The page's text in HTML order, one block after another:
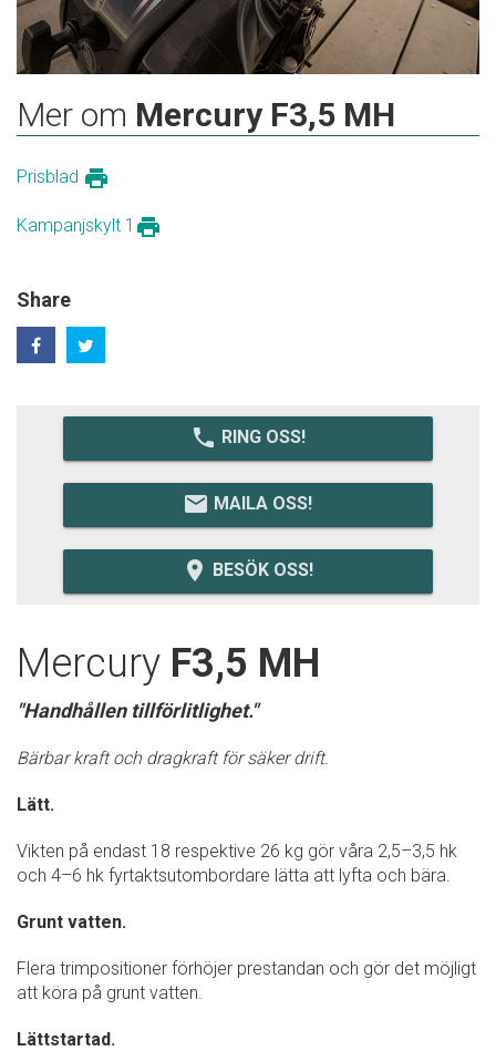
Mer om Mercury F3,5 MH
Prisblad print
Kampanjskylt 1 print
Share
local_phone RING OSS!
email MAILA OSS!
room BESÖK OSS!
Mercury F3,5 MH
"Handhållen tillförlitlighet."
Bärbar kraft och dragkraft för säker drift.
Lätt.
Vikten på endast 18 respektive 26 kg gör våra 2,5–3,5 hk
och 4–6 hk fyrtaktsutombordare lätta att lyfta och bära.
Grunt vatten.
Flera trimpositioner förhöjer prestandan och gör det möjligt
att köra på grunt vatten.
Lättstartad.